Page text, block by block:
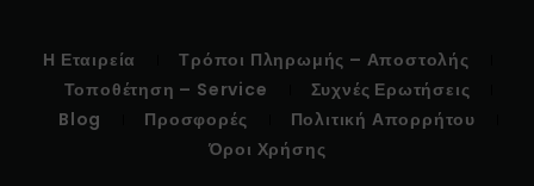
Η Εταιρεία
Τρόποι Πληρωμής – Αποστολής
Τοποθέτηση – Service
Συχνές Ερωτήσεις
Blog
Προσφορές
Πολιτική Απορρήτου
Όροι Χρήσης